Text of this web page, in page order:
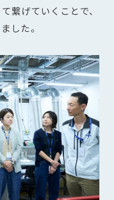
繋げていくことで、
した。